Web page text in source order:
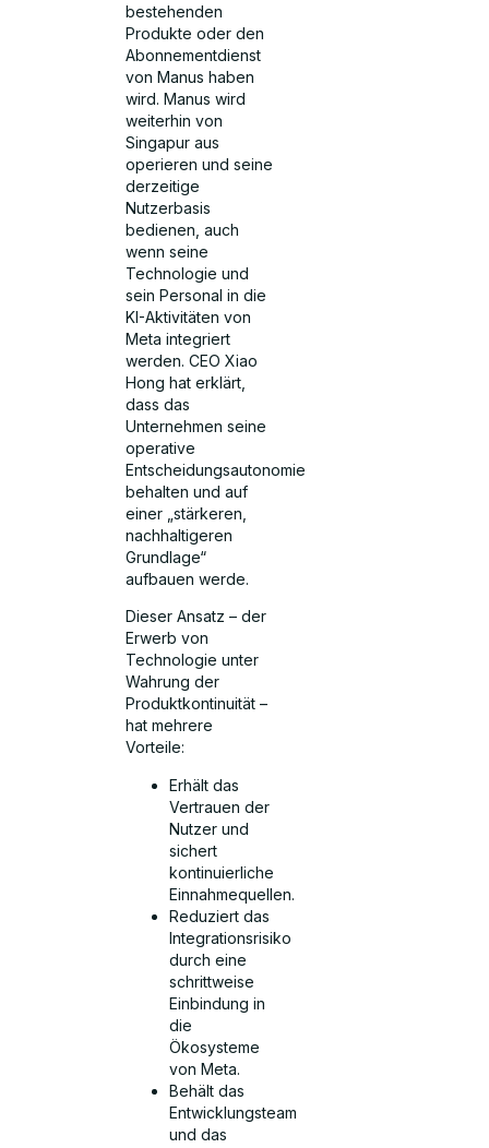
bestehenden
Produkte oder den
Abonnementdienst
von Manus haben
wird. Manus wird
weiterhin von
Singapur aus
operieren und seine
derzeitige
Nutzerbasis
bedienen, auch
wenn seine
Technologie und
sein Personal in die
KI-Aktivitäten von
Meta integriert
werden. CEO Xiao
Hong hat erklärt,
dass das
Unternehmen seine
operative
Entscheidungsautonomie
behalten und auf
einer „stärkeren,
nachhaltigeren
Grundlage“
aufbauen werde.
Dieser Ansatz – der
Erwerb von
Technologie unter
Wahrung der
Produktkontinuität –
hat mehrere
Vorteile:
Erhält das
Vertrauen der
Nutzer und
sichert
kontinuierliche
Einnahmequellen.
Reduziert das
Integrationsrisiko
durch eine
schrittweise
Einbindung in
die
Ökosysteme
von Meta.
Behält das
Entwicklungsteam
und das